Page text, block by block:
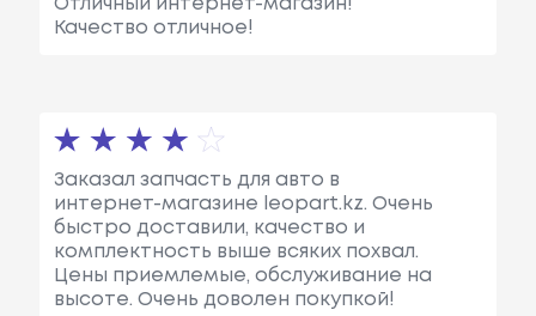
Отличный интернет-магазин!
Качество отличное!
Заказал запчасть для авто в
интернет-магазине leopart.kz. Очень
быстро доставили, качество и
комплектность выше всяких похвал.
Цены приемлемые, обслуживание на
высоте. Очень доволен покупкой!